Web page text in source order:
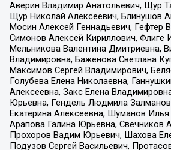
Аверин Владимир Анатольевич, Щур
Щур Николай Алексеевич, Блинушов
Мосин Алексей Геннадьевич, Гефтер
Симонов Алексей Кириллович, Флиге
Мельникова Валентина Дмитриевна,
Владимировна, Баженова Светлана
Максимов Сергей Владимирович,
Голубева Елена Николаевна,
Алексеевна, Закс Елена
Юрьевна, Гендель Людмила
Екатерина Алексеевна, Шуманов Илья
Арапова Галина Юрьевна, Свечников
Прохоров Вадим Юрьевич, Шахова
Подузов Сергей Васильевич,